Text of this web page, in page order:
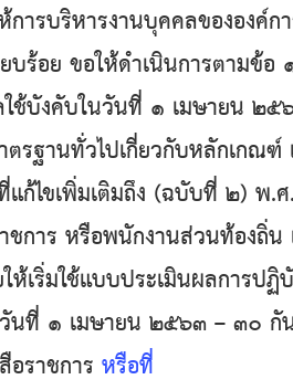
งานบุคคลขององค์การบริ
บร้อย ขอให้ดำเนินการตาม
บังคับในวันที่ ๑ เมษายน ๒๕
รฐานทั่วไปเกี่ยวกับหลักเกณ
ไขเพิ่มเติมถึง (ฉบับที่ ๒) พ.
การ หรือพนักงานส่วนท้องถิ่
ให้เริ่มใช้แบบประเมินผลการ
ที่ ๑ เมษายน ๒๕๖๓ – ๓๐ กั
อราชการ หรือที่